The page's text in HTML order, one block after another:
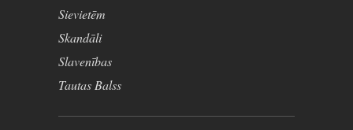
Sievietēm
Skandāli
Slavenības
Tautas Balss